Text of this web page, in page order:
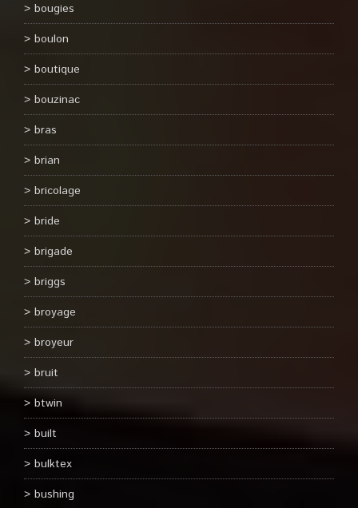
bougies
boulon
boutique
bouzinac
bras
brian
bricolage
bride
brigade
briggs
broyage
broyeur
bruit
btwin
built
bulktex
bushing